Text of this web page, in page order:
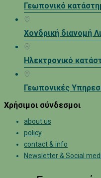
Γεωπονικό
Χονδρική διανομή
Ηλεκτρονικό
Γεωπονικές
Χρήσιμοι σύνδεσμοι
about us
policy
contact & info
Newsletter & Social